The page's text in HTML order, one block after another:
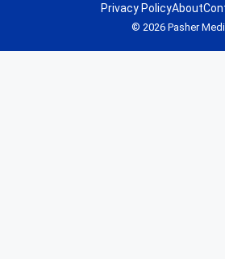
© 2026 Pasher
Privacy PolicyAbout